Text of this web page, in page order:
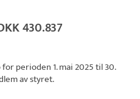
430.837
perioden 1. mai 2025 til 30.
av styret.